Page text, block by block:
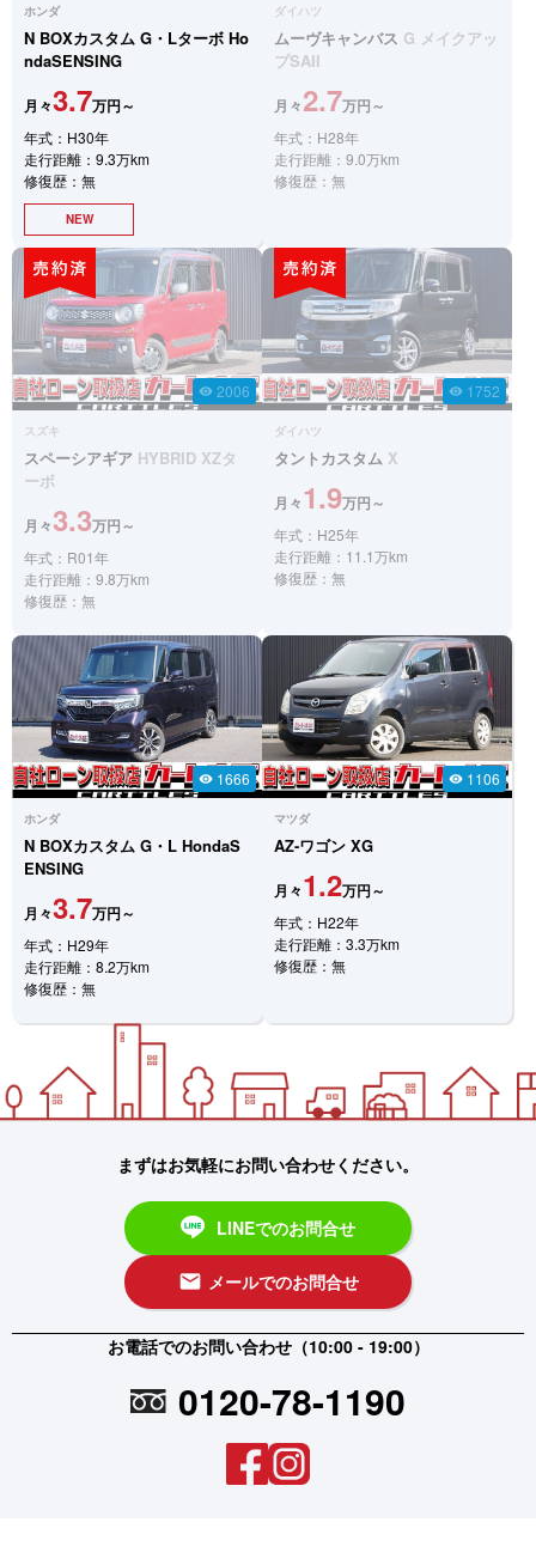
ホンダ
N BOXカスタム G・Lターボ Ho
ndaSENSING
月々3.7万円～
年式：H30年
走行距離：9.3万km
修復歴：無
NEW
ダイハツ
ムーヴキャンバス G メイクアッ
プSAII
月々2.7万円～
年式：H28年
走行距離：9.0万km
修復歴：無
visibility 2006
スズキ
スペーシアギア HYBRID XZタ
ーボ
月々3.3万円～
年式：R01年
走行距離：9.8万km
修復歴：無
visibility 1752
ダイハツ
タントカスタム X
月々1.9万円～
年式：H25年
走行距離：11.1万km
修復歴：無
visibility 1666
ホンダ
N BOXカスタム G・L HondaS
ENSING
月々3.7万円～
年式：H29年
走行距離：8.2万km
修復歴：無
visibility 1106
マツダ
AZ-ワゴン XG
月々1.2万円～
年式：H22年
走行距離：3.3万km
修復歴：無
まずはお気軽にお問い合わせください。
LINEでのお問合せ
email メールでのお問合せ
お電話でのお問い合わせ（10:00 - 19:00）
0120-78-1190